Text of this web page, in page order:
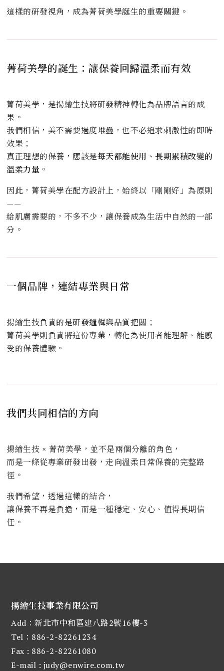
這樣的研發視角，成為菁荷美學誕生的重要關鍵。
菁荷美學的誕生：讓保養回歸溫柔而有效
菁荷美學，是揚繪生技將研發精神轉化為品牌語言的成
果。
我們相信，美不需要過度堆疊，也不必追求刺激性的即時
效果；
真正理想的保養，應該是每天都能使用、長期累積改變的
溫柔力量 。
因此，菁荷美學在配方設計上，始終以「剛剛好」為原則
——
給肌膚需要的，不多不少，讓保養成為生活中自然的一部
分。
一個品牌，連結專業與日常
揚繪生技負責的是研發邏輯與品質把關；
菁荷美學則負責將這份專業，轉化為使用者能理解、能感
受的保養體驗。
我們共同相信的方向
揚繪生技 × 菁荷美學，並不是兩個分離的角色，
而是一條從專業研發出發，走向溫柔日常保養的完整路
徑。
我們希望，透過這樣的結合，
讓保養不再是負擔，而是一種穩定、安心、值得長期信
任。
揚繪生技事業有限公司
Add：新北市中和區建八路2號16樓-3
Tel：886-2-82261234
Fax : 886-2-82261080
E-mail : judy@enwire.com.tw